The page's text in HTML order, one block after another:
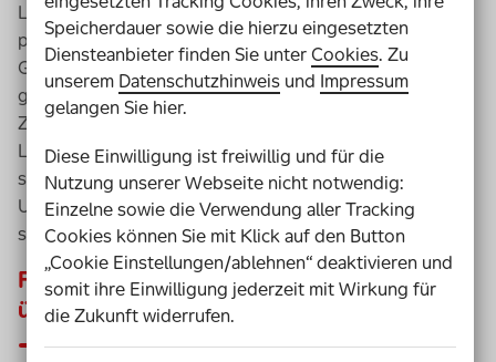
Lernenden führen, sogenannte Lernzielgespräche. Das
passiert im Abstand von zwei bis drei Wochen. Die
Gespräche helfen den Lernern, die Freiarbeitsphasen
gut zu strukturieren.
Zum Ende einer Einheit vermerken alle Schüler in ihrem
Logbuch, woran genau sie gearbeitet haben und holen
sich von der Betreuung des jeweiligen Lernbüros eine
Unterschrift. Der Arbeitsplatz muss dann natürlich
sauber und aufgeräumt verlassen werden.
Findet die Freiarbeit nach Jahrgängen oder
übergreifend statt?
Speicherdauer sowie die hierzu eingesetzten
Diensteanbieter finden Sie unterCookies. Zu
unserem Datenschutzhinweis und Impressum
gelangen Sie hier.
Diese Einwilligung ist freiwillig und für die
Nutzung unserer Webseite nicht notwendig:
Einzelne sowie die Verwendung aller Tracking
Cookies können Sie mit Klick auf den Button
„Cookie Einstellungen/ablehnen“ deaktivieren und
somit ihre Einwilligung jederzeit mit Wirkung für
die Zukunft widerrufen.